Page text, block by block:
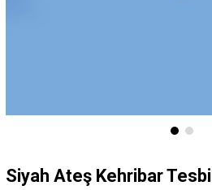
Siyah Ateş Kehribar